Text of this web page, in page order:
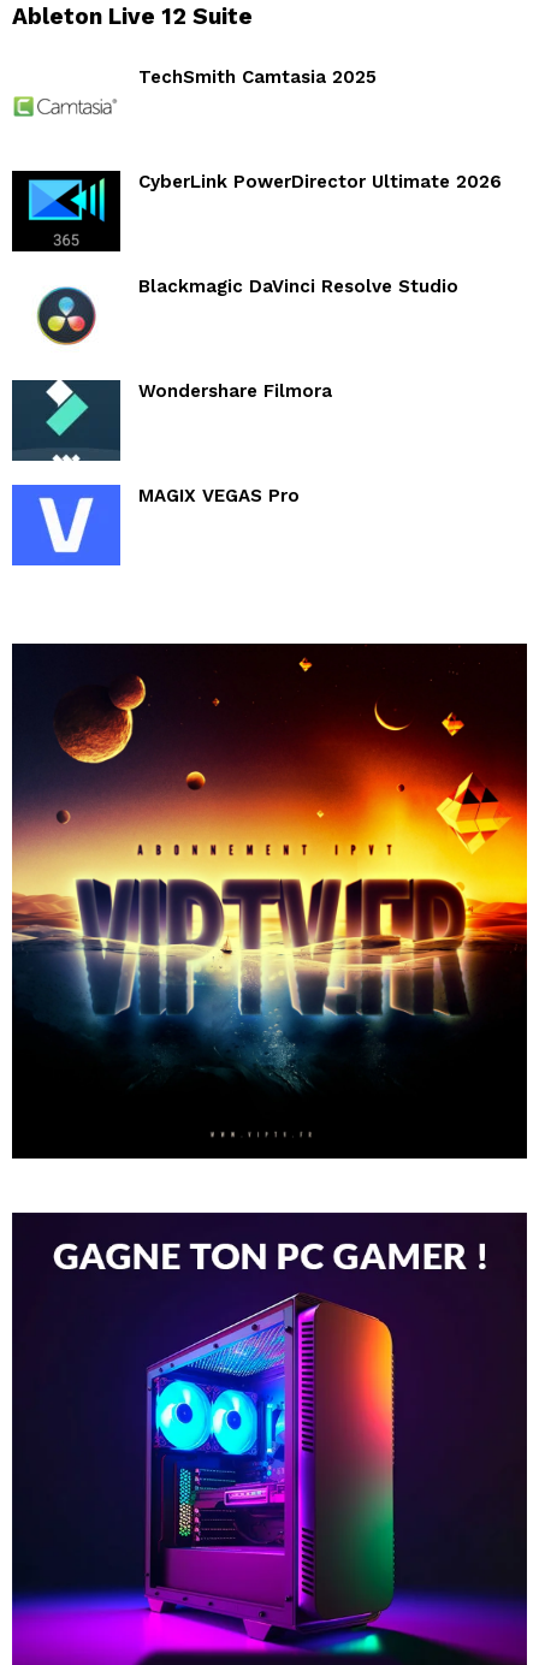
Ableton Live 12 Suite
TechSmith Camtasia 2025
CyberLink PowerDirector Ultimate 2026
Blackmagic DaVinci Resolve Studio
Wondershare Filmora
MAGIX VEGAS Pro